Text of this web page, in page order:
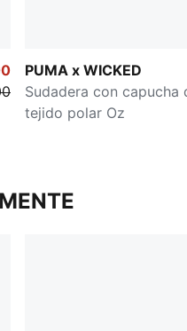
PUMA x WICKED
Sudadera con capucha
tejido polar Oz